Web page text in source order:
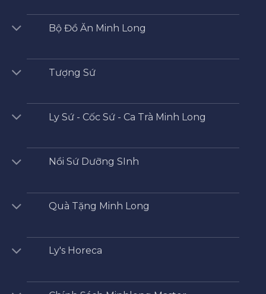
Bộ Đồ Ăn Minh Long
Tượng Sứ
Ly Sứ - Cốc Sứ - Ca Trà Minh Long
Nồi Sứ Dưỡng SInh
Quà Tặng Minh Long
Ly's Horeca